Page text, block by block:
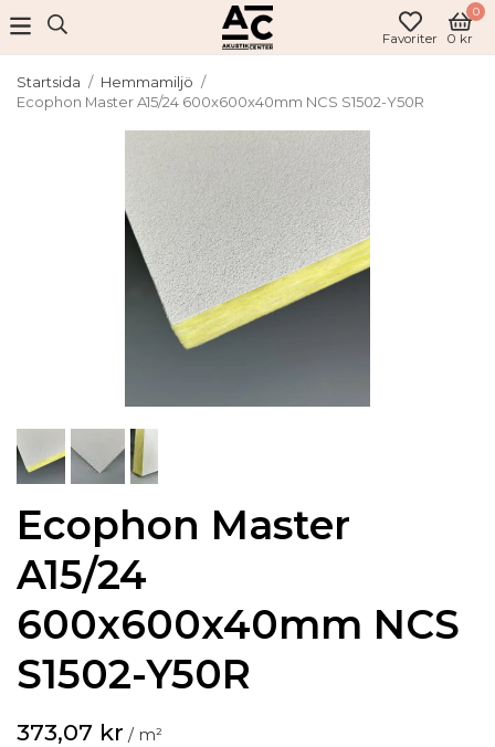
Favoriter
0
0 kr
Startsida / Hemmamiljö /
Ecophon Master A15/24 600x600x40mm NCS S1502-Y50R
Ecophon Master
A15/24
600x600x40mm NCS
S1502-Y50R
373,07 kr / m²